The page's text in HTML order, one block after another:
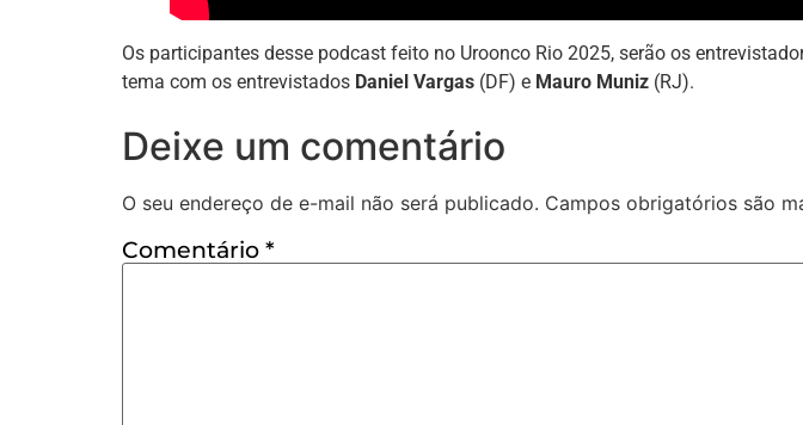
Os participantes desse podcast feito no Uroonco Rio 2025, serão os
tema com os entrevistados Daniel Vargas (DF) e Mauro Muniz (RJ).
Deixe um comentário
O seu endereço de e-mail não será publicado. Campos obrigatórios são
Comentário *